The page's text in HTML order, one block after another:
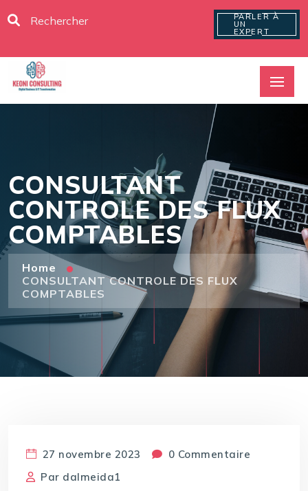
PARLER À
UN
EXPERT
CONSULTANT
CONTROLE DES FLUX
COMPTABLES
Home
CONSULTANT CONTROLE DES FLUX
COMPTABLES
27 novembre 2023
0 Commentaire
Par dalmeida1